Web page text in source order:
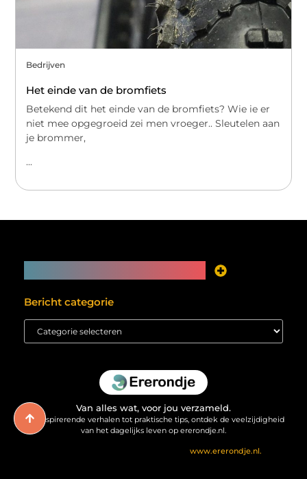
Bedrijven
Het einde van de bromfiets
Betekend dit het einde van de bromfiets? Wie ie er
niet mee opgegroeid zei men vroeger.. Sleutelen aan
je brommer,
...
Bericht categorie
Van alles wat, voor jou verzameld.
Van inspirerende verhalen tot praktische tips, ontdek de veelzijdigheid
van het dagelijks leven op ererondje.nl.
www.ererondje.nl.